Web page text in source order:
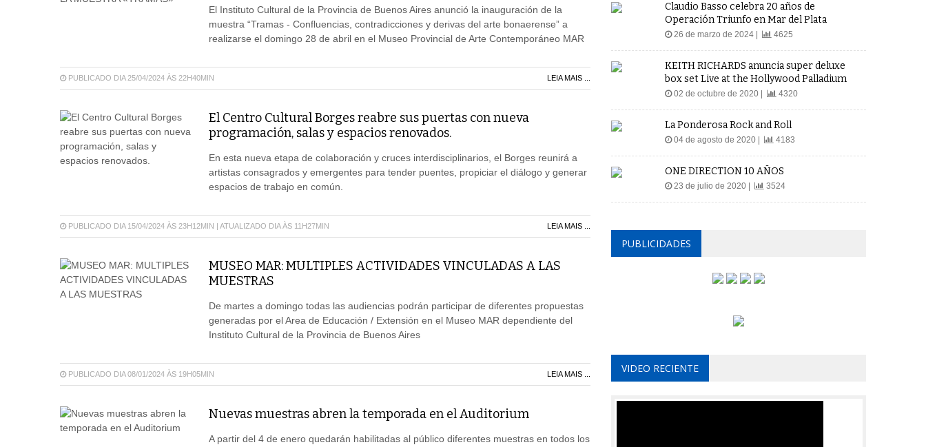
El Instituto Cultural de la Provincia de Buenos Aires anunció la inauguración de la
muestra “Tramas - Confluencias, contradicciones y derivas del arte bonaerense” a
realizarse el domingo 28 de abril en el Museo Provincial de Arte Contemporáneo MAR
PUBLICADO DIA 25/04/2024 ÀS 22H40MIN LEIA MAIS ...
El Centro Cultural Borges reabre sus puertas con nueva
programación, salas y espacios renovados.
En esta nueva etapa de colaboración y cruces interdisciplinarios, el Borges reunirá a
artistas consagrados y emergentes para tender puentes, propiciar el diálogo y generar
espacios de trabajo en común.
PUBLICADO DIA 15/04/2024 ÀS 23H12MIN | ATUALIZADO DIA ÀS 11H27MIN LEIA MAIS ...
MUSEO MAR: MULTIPLES ACTIVIDADES VINCULADAS A LAS
MUESTRAS
De martes a domingo todas las audiencias podrán participar de diferentes propuestas
generadas por el Area de Educación / Extensión en el Museo MAR dependiente del
Instituto Cultural de la Provincia de Buenos Aires
PUBLICADO DIA 08/01/2024 ÀS 19H05MIN LEIA MAIS ...
Nuevas muestras abren la temporada en el Auditorium
A partir del 4 de enero quedarán habilitadas al público diferentes muestras en todos los
Claudio Basso celebra 20 años de
Operación Triunfo en Mar del Plata
26 de marzo de 2024 | 4625
KEITH RICHARDS anuncia super deluxe
box set Live at the Hollywood Palladium
02 de octubre de 2020 | 4320
La Ponderosa Rock and Roll
04 de agosto de 2020 | 4183
ONE DIRECTION 10 AÑOS
23 de julio de 2020 | 3524
PUBLICIDADES
VIDEO RECIENTE